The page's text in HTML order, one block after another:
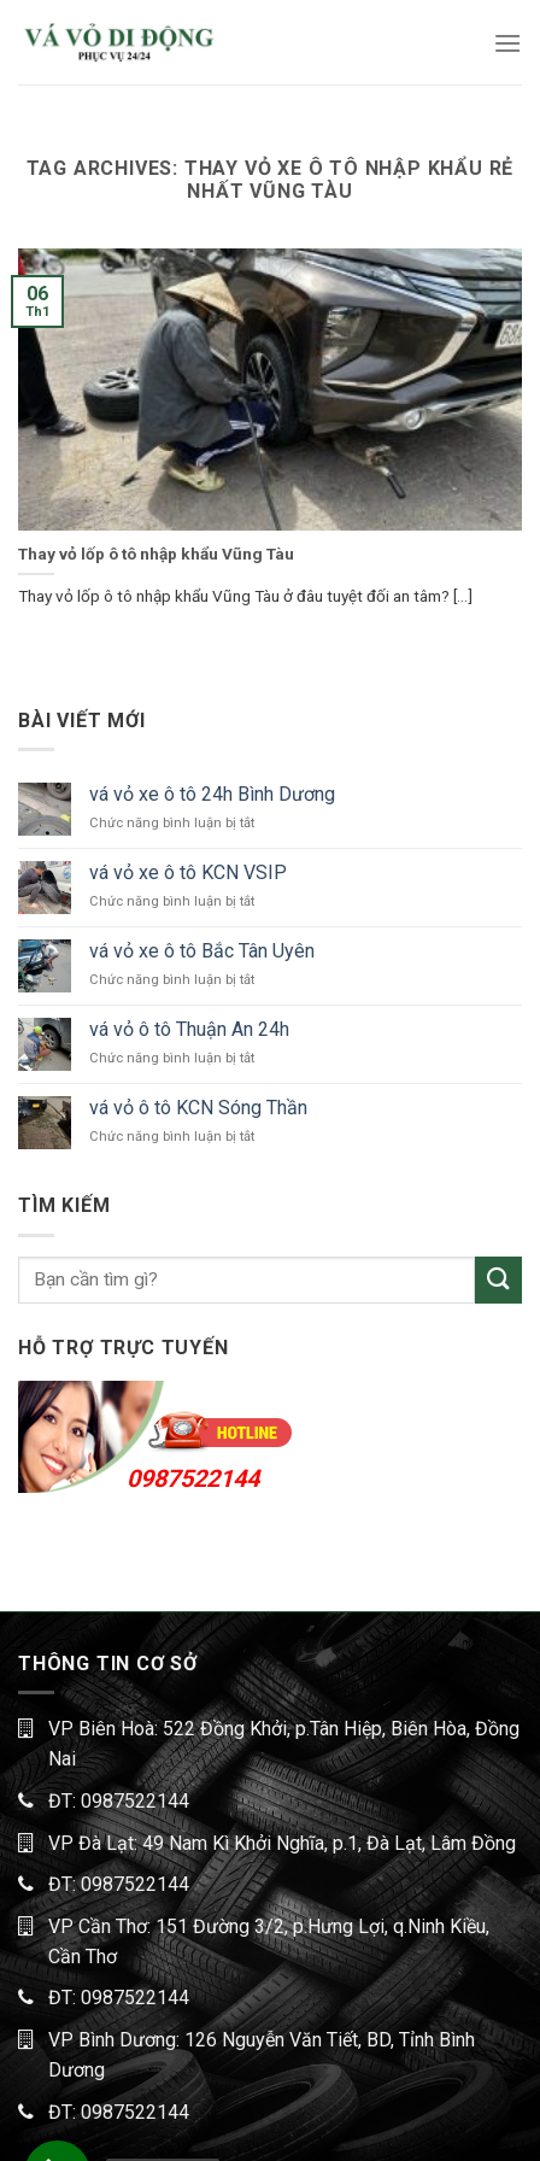
TAG ARCHIVES: THAY VỎ XE Ô TÔ NHẬP KHẨU RẺ
NHẤT VŨNG TÀU
Thay vỏ lốp ô tô nhập khẩu Vũng Tàu
Thay vỏ lốp ô tô nhập khẩu Vũng Tàu ở đâu tuyệt đối an tâm? [...]
06
Th1
BÀI VIẾT MỚI
vá vỏ xe ô tô 24h Bình Dương
Chức năng bình luận bị tắtở
vỏ
xe
ô
24h
Dương
vá vỏ xe ô tô KCN VSIP
Chức năng bình luận bị tắtở
vỏ
xe
ô
KCN
vá vỏ xe ô tô Bắc Tân Uyên
Chức năng bình luận bị tắtở
vỏ
xe
ô
Bắc
Tân
Uyên
vá vỏ ô tô Thuận An 24h
Chức năng bình luận bị tắtở
ô
tô
vá vỏ ô tô KCN Sóng Thần
Chức năng bình luận bị tắtở
Sóng
TÌM KIẾM
HỖ TRỢ TRỰC TUYẾN
0987522144
THÔNG TIN CƠ SỞ
VP Biên Hoà: 522 Đồng Khởi, p.Tân Hiệp, Biên Hòa, Đồng
Nai
ĐT: 0987522144
VP Đà Lạt: 49 Nam Kì Khởi Nghĩa, p.1, Đà Lạt, Lâm Đồng
ĐT:0987522144
VP Cần Thơ: 151 Đường 3/2, p.Hưng Lợi, q.Ninh Kiều,
Cần Thơ
ĐT: 0987522144
VP Bình Dương: 126 Nguyễn Văn Tiết, BD, Tỉnh Bình
Dương
ĐT: 0987522144